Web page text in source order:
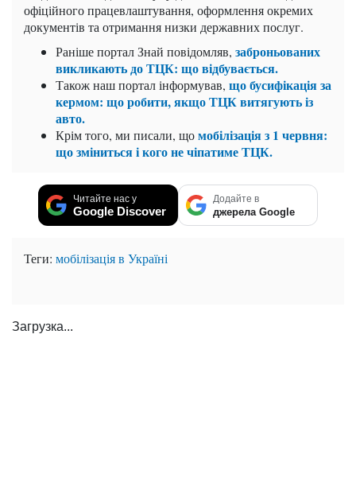
офіційного працевлаштування, оформлення окремих
документів та отримання низки державних послуг.
Раніше портал Знай повідомляв, заброньованих
викликають до ТЦК: що відбувається.
Також наш портал інформував, що бусифікація за
кермом: що робити, якщо ТЦК витягують із
авто.
Крім того, ми писали, щомобілізація з 1 червня:
що зміниться і кого не чіпатиме ТЦК.
Читайте нас у
Google Discover
Додайте в
джерела Google
Теги: мобілізація в Україні
Загрузка...